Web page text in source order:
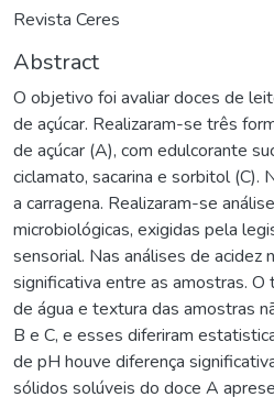
Revista Ceres
Abstract
O objetivo foi avaliar doces de
de açúcar. Realizaram-se três
de açúcar (A), com edulcorante
ciclamato, sacarina e sorbitol (C).
a carragena. Realizaram-se
microbiológicas, exigidas pela
sensorial. Nas análises de acidez
significativa entre as amostras. O
de água e textura das amostras
B e C, e esses diferiram
de pH houve diferença
sólidos solúveis do doce A